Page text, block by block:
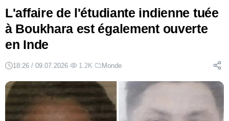
L'affaire de l'étudiante indienne tuée
à Boukhara est également ouverte
en Inde
18:26 / 09.07.2026· 1.2K· Monde